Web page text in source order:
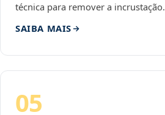
técnica para remover a incrustação.
SAIBA MAIS
05